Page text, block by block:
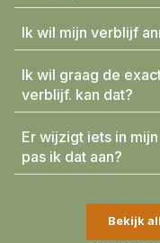
Ik wil mijn verblijf
Ik wil graag de
verblijf. kan dat?
Er wijzigt iets in
pas ik dat aan?
Bekijk